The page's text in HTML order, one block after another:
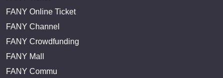
FANY Online Ticket
FANY Channel
FANY Crowdfunding
FANY Mall
FANY Commu